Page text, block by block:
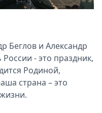
Беглов и Александр
- это праздник,
Родиной,
страна – это